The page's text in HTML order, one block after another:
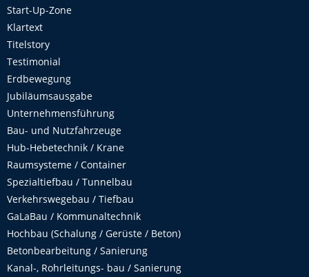
Start-Up-Zone
Klartext
Titelstory
Testimonial
Erdbewegung
Jubiläumsausgabe
Unternehmensführung
Bau- und Nutzfahrzeuge
Hub-Hebetechnik / Krane
Raumsysteme / Container
Spezialtiefbau / Tunnelbau
Verkehrswegebau / Tiefbau
GaLaBau / Kommunaltechnik
Hochbau (Schalung / Gerüste / Beton)
Betonbearbeitung / Sanierung
Kanal-, Rohrleitungs- bau / Sanierung